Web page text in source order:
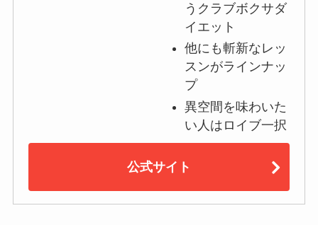
うクラブボクサダ
イエット
他にも斬新なレッ
スンがラインナッ
プ
異空間を味わいた
い人はロイブ一択
公式サイト